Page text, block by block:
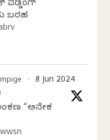
ವೆಡ್ಡಿಂಗ್
ಬರಹ
· 8 Jun 2024
“ಅನೇಕ